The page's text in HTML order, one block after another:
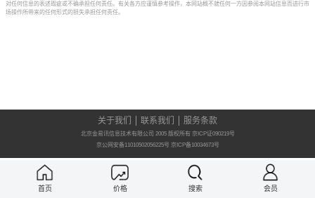
对任何信息的表述瑕疵或不确承担任何责任。有关各方应谨慎参考操作，本网站概不就任何一方因参阅本网站信息而进行市
场操作所带来的任何形式的损失承担任何责任。
首页 价格 搜索 会员
关于我们 联系我们 服务条款
北京金易讯信息技术有限公司 2005 版权所有 京ICP证090219号
京公网安备11010502056225号京ICP备10034673号